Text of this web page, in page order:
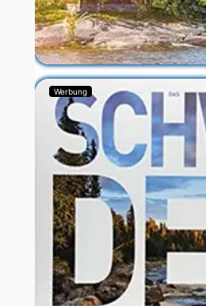
Werbung